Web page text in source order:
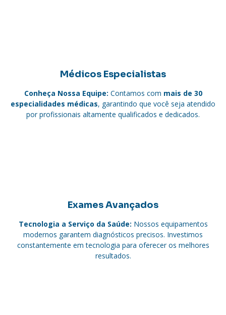
Médicos Especialistas
Conheça Nossa Equipe: Contamos com mais de 30
especialidades médicas, garantindo que você seja atendido
por profissionais altamente qualificados e dedicados.
Exames Avançados
Tecnologia a Serviço da Saúde: Nossos equipamentos
modernos garantem diagnósticos precisos. Investimos
constantemente em tecnologia para oferecer os melhores
resultados.